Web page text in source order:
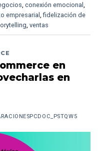
, conexión emocional ,
empresarial ,fidelización de
, ventas
en
en